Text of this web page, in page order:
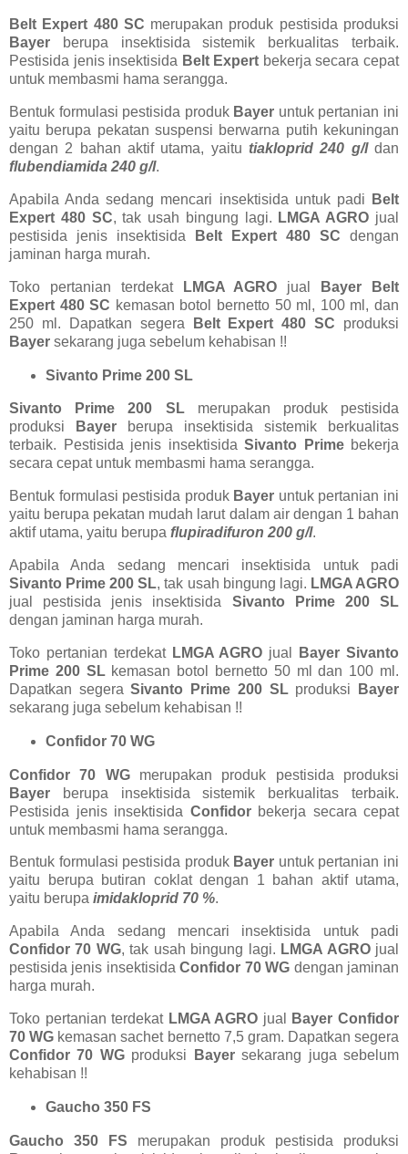
Belt Expert 480 SC merupakan produk pestisida produksi
Bayer berupa insektisida sistemik berkualitas terbaik.
Pestisida jenis insektisida Belt Expert bekerja secara cepat
untuk membasmi hama serangga.
Bentuk formulasi pestisida produk Bayer untuk pertanian ini
yaitu berupa pekatan suspensi berwarna putih kekuningan
dengan 2 bahan aktif utama, yaitu tiakloprid 240 g/ldan
flubendiamida 240 g/l.
Apabila Anda sedang mencari insektisida untuk padi
Belt
Expert 480 SC, tak usah bingung lagi. LMGA AGRO jual
pestisida jenis insektisida Belt Expert 480 SC dengan
jaminan harga murah.
Toko pertanian terdekat LMGA AGRO jual
Bayer Belt
Expert 480 SC kemasan botol bernetto 50 ml, 100 ml, dan
250 ml. Dapatkan segera
Belt Expert 480 SC produksi
Bayer sekarang juga sebelum kehabisan !!
Sivanto Prime 200 SL
Sivanto Prime 200 SLmerupakan produk pestisida
produksi
Bayer berupa insektisida sistemik berkualitas
terbaik. Pestisida jenis insektisida Sivanto Primebekerja
secara cepat untuk membasmi hama serangga.
Bentuk formulasi pestisida produk Bayer untuk pertanian ini
yaitu berupa pekatan mudah larut dalam air dengan 1 bahan
aktif utama, yaitu berupa flupiradifuron 200 g/l.
Apabila Anda sedang mencari insektisida untuk padi
Sivanto Prime 200 SL, tak usah bingung lagi. LMGA AGRO
jual pestisida jenis insektisida Sivanto Prime 200 SL
dengan jaminan harga murah.
Toko pertanian terdekat LMGA AGRO jual
Bayer Sivanto
Prime 200 SLkemasan botol bernetto 50 ml dan 100 ml.
Dapatkan segeraSivanto Prime 200 SLproduksi
Bayer
sekarang juga sebelum kehabisan !!
Confidor 70 WG
Confidor 70 WGmerupakan produk pestisida produksi
Bayer
berupa insektisida sistemik berkualitas terbaik.
Pestisida jenis insektisida Confidorbekerja secara cepat
untuk membasmi hama serangga.
Bentuk formulasi pestisida produk Bayer untuk pertanian ini
yaitu berupa butiran coklat dengan 1 bahan aktif utama,
yaitu berupa imidakloprid 70 %.
Apabila Anda sedang mencari insektisida untuk padi
Confidor 70 WG, tak usah bingung lagi. LMGA AGROjual
pestisida jenis insektisidaConfidor 70 WG dengan jaminan
harga murah.
Toko pertanian terdekat LMGA AGRO jual
Bayer Confidor
70 WG kemasan sachet bernetto 7,5 gram. Dapatkan segera
Confidor 70 WGproduksi Bayersekarang juga sebelum
kehabisan !!
Gaucho 350 FS
Gaucho 350 FS merupakan produk pestisida produksi